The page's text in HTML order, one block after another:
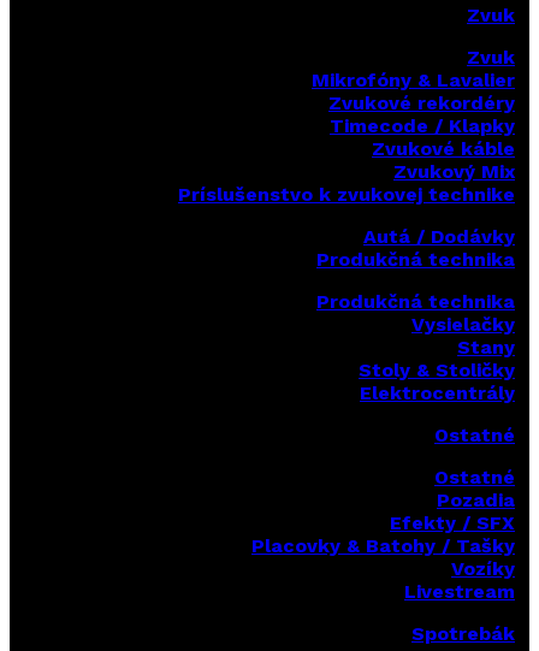
Zvuk
Zvuk
Mikrofóny & Lavalier
Zvukové rekordéry
Timecode / Klapky
Zvukové káble
Zvukový Mix
Príslušenstvo k zvukovej technike
Autá / Dodávky
Produkčná technika
Produkčná technika
Vysielačky
Stany
Stoly & Stoličky
Elektrocentrály
Ostatné
Ostatné
Pozadia
Efekty / SFX
Placovky & Batohy / Tašky
Vozíky
Livestream
Spotrebák